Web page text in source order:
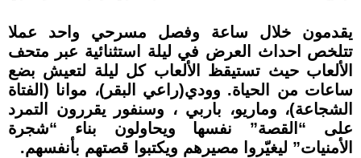
يقدمون خلال ساعة وفصل مسرحي واحد عملا
تتلخص احداث العرض في ليلة استثنائية عبر متحف
الألعاب حيث تستيقظ الألعاب كل ليلة لتعيش بضع
ساعات من الحياة. وودي(راعي البقر)، موانا (الفتاة
الشجاعة)، وماريو، باربي ، وسنفور يقررون التمرد
على “القصة” نفسها ويحاولون بناء “شجرة
الأمنيات” ليغيّروا مصيرهم ويكتبوا قصتهم بأنفسهم.